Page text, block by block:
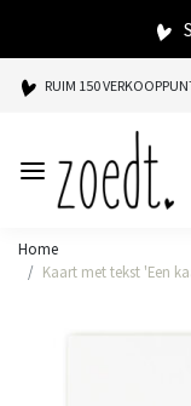
RUIM 150
SPAARPUNTEN BIJ
SNELLE LEVERING
Home
Kaart met tekst 'Een